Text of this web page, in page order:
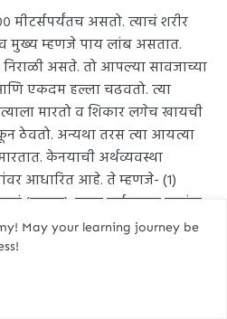
मीटर्सपर्यंतच असतो. त्याचं शरीर
मुख्य म्हणजे पाय लांब असतात.
निराळी असते. तो आपल्या सावजाच्या
एकदम हल्ला चढवतो. त्या
मारतो व शिकार लगेच खायची
ठेवतो. अन्यथा तरस त्या आयत्या
केनयाची अर्थव्यवस्था
आधारित आहे. ते म्हणजे- (१)
(गुलाब). त्यात पर्यटनाचा क्रमांक
करायचा खूपच प्रयत्न करत आहे.
दक्षता घ्यावी याचे नियम करण्यात
May your learning journey be